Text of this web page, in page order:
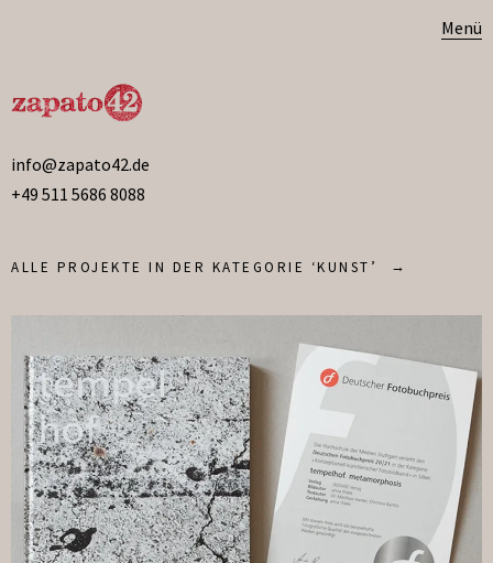
Menü
info@zapato42.de
+49 511 5686 8088
ALLE PROJEKTE IN DER KATEGORIE ‘KUNST ’